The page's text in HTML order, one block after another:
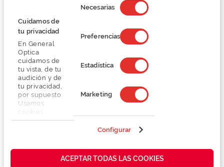
Cuidamos de
tu privacidad
En General
Optica
cuidamos de
tu vista, de tu
audición y de
tu privacidad,
por supuesto.
Usamos
propias y de
cómo mejorar
de
consentimiento
Necesarias
Preferencias
Estadística
Marketing
Configurar
ACEPTAR TODAS LAS COOKIES
Carrera CARRERA 1143 CARRERA 1143
O preço inclui apenas a armação
94,50 €
189,00 €
Detalhes